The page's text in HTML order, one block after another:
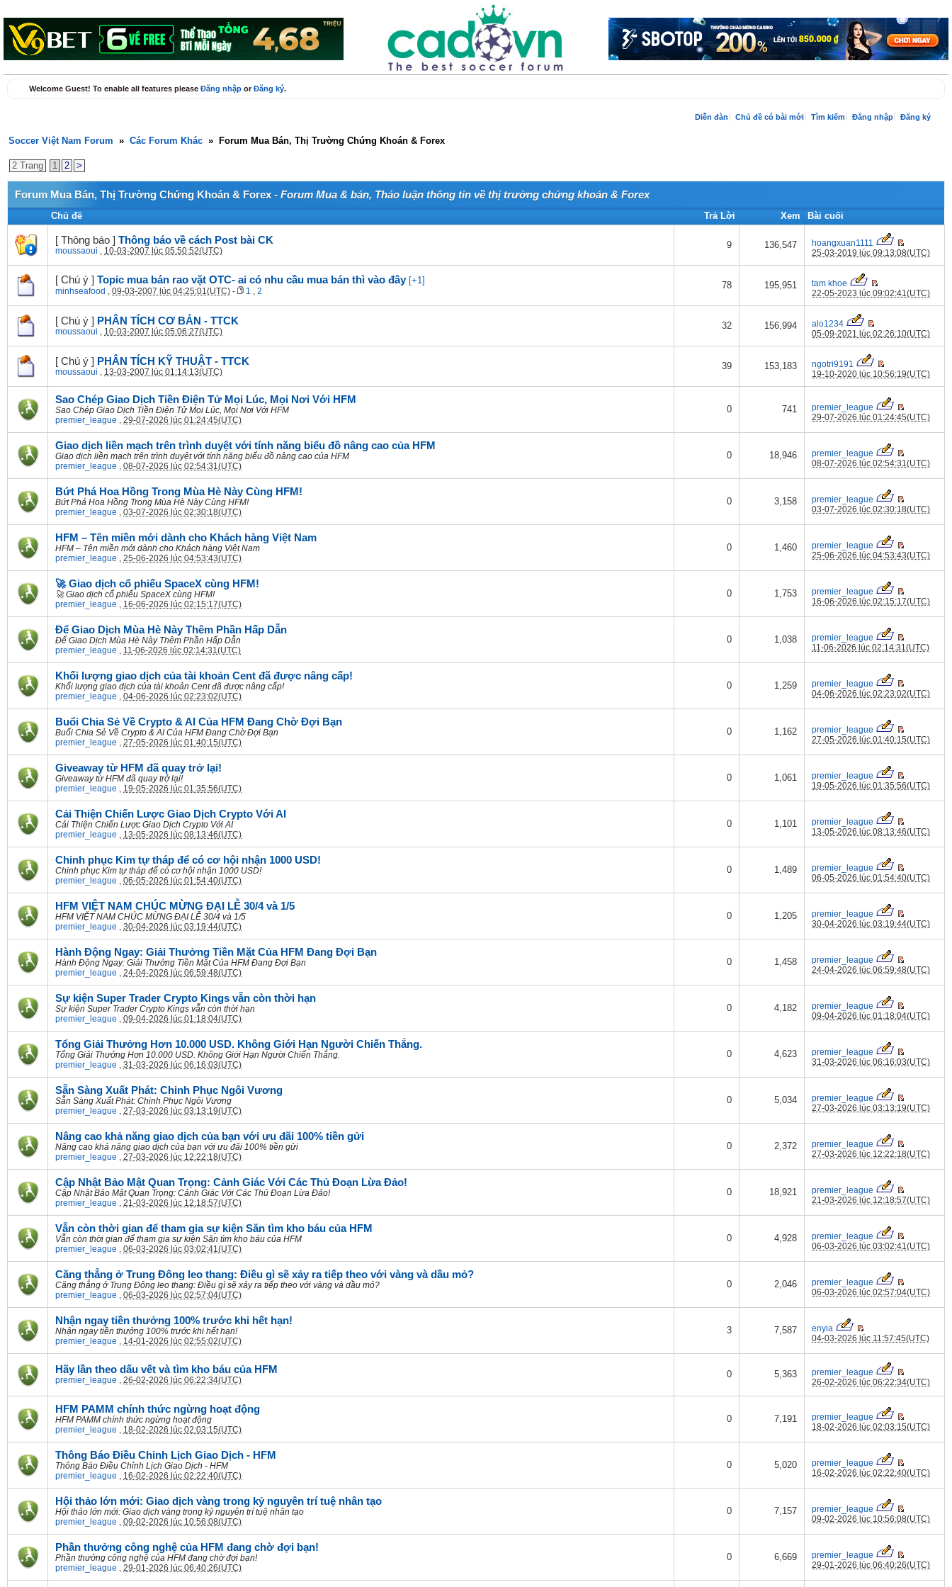
Welcome Guest! To enable all features please Đăng nhập orĐăng ký.
Diễn đàn Chủ đề có bài mới Tìm kiếm Đăng nhập Đăng ký
Soccer Việt Nam Forum » Các Forum Khác » Forum Mua Bán, Thị Trường Chứng Khoán & Forex
2 Trang 1 2 >
Forum Mua Bán, Thị Trường Chứng Khoán & Forex - Forum Mua & bán, Thảo luận thông tin về thị trường chứng khoán & Forex
Chủ đề Trả Lời Xem Bài cuối
[ Thông báo ] Thông báo về cách Post bài CK
moussaoui , 10-03-2007 lúc 05:50:52(UTC)
9 136,547
hoangxuan1111
25-03-2019 lúc 09:13:08(UTC)
[ Chú ý ] Topic mua bán rao vặt OTC- ai có nhu cầu mua bán thì vào đây [+1]
minhseafood , 09-03-2007 lúc 04:25:01(UTC) - 1 , 2
78 195,951
tam khoe
22-05-2023 lúc 09:02:41(UTC)
[ Chú ý ] PHÂN TÍCH CƠ BẢN - TTCK
moussaoui , 10-03-2007 lúc 05:06:27(UTC)
32 156,994
alo1234
05-09-2021 lúc 02:26:10(UTC)
[ Chú ý ] PHÂN TÍCH KỸ THUẬT - TTCK
moussaoui , 13-03-2007 lúc 01:14:13(UTC)
39 153,183
ngotri9191
19-10-2020 lúc 10:56:19(UTC)
Sao Chép Giao Dịch Tiền Điện Tử Mọi Lúc, Mọi Nơi Với HFM
Sao Chép Giao Dịch Tiền Điện Tử Mọi Lúc, Mọi Nơi Với HFM
premier_league , 29-07-2026 lúc 01:24:45(UTC)
0 741
premier_league
29-07-2026 lúc 01:24:45(UTC)
Giao dịch liền mạch trên trình duyệt với tính năng biểu đồ nâng cao của HFM​
Giao dịch liền mạch trên trình duyệt với tính năng biểu đồ nâng cao của HFM​
premier_league , 08-07-2026 lúc 02:54:31(UTC)
0 18,946
premier_league
08-07-2026 lúc 02:54:31(UTC)
Bứt Phá Hoa Hồng Trong Mùa Hè Này Cùng HFM!
Bứt Phá Hoa Hồng Trong Mùa Hè Này Cùng HFM!
premier_league , 03-07-2026 lúc 02:30:18(UTC)
0 3,158
premier_league
03-07-2026 lúc 02:30:18(UTC)
HFM – Tên miền mới dành cho Khách hàng Việt Nam
HFM – Tên miền mới dành cho Khách hàng Việt Nam
premier_league , 25-06-2026 lúc 04:53:43(UTC)
0 1,460
premier_league
25-06-2026 lúc 04:53:43(UTC)
🚀 Giao dịch cổ phiếu SpaceX cùng HFM!
🚀 Giao dịch cổ phiếu SpaceX cùng HFM!
premier_league , 16-06-2026 lúc 02:15:17(UTC)
0 1,753
premier_league
16-06-2026 lúc 02:15:17(UTC)
Để Giao Dịch Mùa Hè Này Thêm Phần Hấp Dẫn​
Để Giao Dịch Mùa Hè Này Thêm Phần Hấp Dẫn​
premier_league , 11-06-2026 lúc 02:14:31(UTC)
0 1,038
premier_league
11-06-2026 lúc 02:14:31(UTC)
Khối lượng giao dịch của tài khoản Cent đã được nâng cấp!
Khối lượng giao dịch của tài khoản Cent đã được nâng cấp!
premier_league , 04-06-2026 lúc 02:23:02(UTC)
0 1,259
premier_league
04-06-2026 lúc 02:23:02(UTC)
Buổi Chia Sẻ Về Crypto & AI Của HFM Đang Chờ Đợi Bạn
Buổi Chia Sẻ Về Crypto & AI Của HFM Đang Chờ Đợi Bạn
premier_league , 27-05-2026 lúc 01:40:15(UTC)
0 1,162
premier_league
27-05-2026 lúc 01:40:15(UTC)
Giveaway từ HFM đã quay trở lại!
Giveaway từ HFM đã quay trở lại!
premier_league , 19-05-2026 lúc 01:35:56(UTC)
0 1,061
premier_league
19-05-2026 lúc 01:35:56(UTC)
Cải Thiện Chiến Lược Giao Dịch Crypto Với AI
Cải Thiện Chiến Lược Giao Dịch Crypto Với AI
premier_league , 13-05-2026 lúc 08:13:46(UTC)
0 1,101
premier_league
13-05-2026 lúc 08:13:46(UTC)
Chinh phục Kim tự tháp để có cơ hội nhận 1000 USD!
Chinh phục Kim tự tháp để có cơ hội nhận 1000 USD!
premier_league , 06-05-2026 lúc 01:54:40(UTC)
0 1,489
premier_league
06-05-2026 lúc 01:54:40(UTC)
HFM VIỆT NAM CHÚC MỪNG ĐẠI LỄ 30/4 và 1/5
HFM VIỆT NAM CHÚC MỪNG ĐẠI LỄ 30/4 và 1/5
premier_league , 30-04-2026 lúc 03:19:44(UTC)
0 1,205
premier_league
30-04-2026 lúc 03:19:44(UTC)
Hành Động Ngay: Giải Thưởng Tiền Mặt Của HFM Đang Đợi Bạn
Hành Động Ngay: Giải Thưởng Tiền Mặt Của HFM Đang Đợi Bạn
premier_league , 24-04-2026 lúc 06:59:48(UTC)
0 1,458
premier_league
24-04-2026 lúc 06:59:48(UTC)
Sự kiện Super Trader Crypto Kings vẫn còn thời hạn
Sự kiện Super Trader Crypto Kings vẫn còn thời hạn
premier_league , 09-04-2026 lúc 01:18:04(UTC)
0 4,182
premier_league
09-04-2026 lúc 01:18:04(UTC)
Tổng Giải Thưởng Hơn 10.000 USD. Không Giới Hạn Người Chiến Thắng.
Tổng Giải Thưởng Hơn 10.000 USD. Không Giới Hạn Người Chiến Thắng.
premier_league , 31-03-2026 lúc 06:16:03(UTC)
0 4,623
premier_league
31-03-2026 lúc 06:16:03(UTC)
Sẵn Sàng Xuất Phát: Chinh Phục Ngôi Vương
Sẵn Sàng Xuất Phát: Chinh Phục Ngôi Vương
premier_league , 27-03-2026 lúc 03:13:19(UTC)
0 5,034
premier_league
27-03-2026 lúc 03:13:19(UTC)
Nâng cao khả năng giao dịch của bạn với ưu đãi 100% tiền gửi
Nâng cao khả năng giao dịch của bạn với ưu đãi 100% tiền gửi
premier_league , 27-03-2026 lúc 12:22:18(UTC)
0 2,372
premier_league
27-03-2026 lúc 12:22:18(UTC)
Cập Nhật Bảo Mật Quan Trọng: Cảnh Giác Với Các Thủ Đoạn Lừa Đảo!
Cập Nhật Bảo Mật Quan Trọng: Cảnh Giác Với Các Thủ Đoạn Lừa Đảo!
premier_league , 21-03-2026 lúc 12:18:57(UTC)
0 18,921
premier_league
21-03-2026 lúc 12:18:57(UTC)
Vẫn còn thời gian để tham gia sự kiện Săn tìm kho báu của HFM
Vẫn còn thời gian để tham gia sự kiện Săn tìm kho báu của HFM
premier_league , 06-03-2026 lúc 03:02:41(UTC)
0 4,928
premier_league
06-03-2026 lúc 03:02:41(UTC)
Căng thẳng ở Trung Đông leo thang: Điều gì sẽ xảy ra tiếp theo với vàng và dầu mỏ?
Căng thẳng ở Trung Đông leo thang: Điều gì sẽ xảy ra tiếp theo với vàng và dầu mỏ?
premier_league , 06-03-2026 lúc 02:57:04(UTC)
0 2,046
premier_league
06-03-2026 lúc 02:57:04(UTC)
Nhận ngay tiền thưởng 100% trước khi hết hạn!
Nhận ngay tiền thưởng 100% trước khi hết hạn!
premier_league , 14-01-2026 lúc 02:55:02(UTC)
3 7,587
enyia
04-03-2026 lúc 11:57:45(UTC)
Hãy lần theo dấu vết và tìm kho báu của HFM
premier_league , 26-02-2026 lúc 06:22:34(UTC)
0 5,363
premier_league
26-02-2026 lúc 06:22:34(UTC)
HFM PAMM chính thức ngừng hoạt động
HFM PAMM chính thức ngừng hoạt động
premier_league , 18-02-2026 lúc 02:03:15(UTC)
0 7,191
premier_league
18-02-2026 lúc 02:03:15(UTC)
Thông Báo Điều Chỉnh Lịch Giao Dịch - HFM
Thông Báo Điều Chỉnh Lịch Giao Dịch - HFM
premier_league , 16-02-2026 lúc 02:22:40(UTC)
0 5,020
premier_league
16-02-2026 lúc 02:22:40(UTC)
Hội thảo lớn mới: Giao dịch vàng trong kỷ nguyên trí tuệ nhân tạo
Hội thảo lớn mới: Giao dịch vàng trong kỷ nguyên trí tuệ nhân tạo
premier_league , 09-02-2026 lúc 10:56:08(UTC)
0 7,157
premier_league
09-02-2026 lúc 10:56:08(UTC)
Phần thưởng công nghệ của HFM đang chờ đợi bạn!
Phần thưởng công nghệ của HFM đang chờ đợi bạn!
premier_league , 29-01-2026 lúc 06:40:26(UTC)
0 6,669
premier_league
29-01-2026 lúc 06:40:26(UTC)